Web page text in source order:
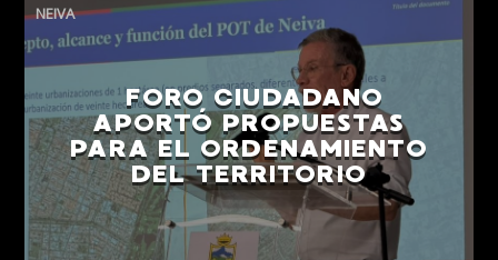
NEIVA
FORO CIUDADANO
APORTÓ PROPUESTAS
PARA EL ORDENAMIENTO
DEL TERRITORIO